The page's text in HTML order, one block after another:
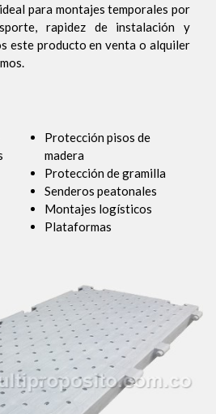
para montajes temporales por
rapidez de instalación y
este producto en venta o alquiler
Protección pisos de
madera
Protección de gramilla
Senderos peatonales
Montajes logísticos
Plataformas